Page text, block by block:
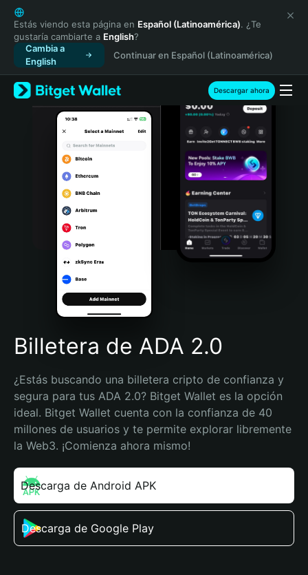
English
日本語
Tiếng Việt
Русский
Español (Latinoamérica)
Türkçe
Italiano
Português (Portugal)
Bahasa Indonesia
Português (Brasil)
Español (Argentina)
Estás viendo esta página en Español (Latinoamérica). ¿Te
gustaría cambiarte a English?
Cambia a
English
Continuar en Español (Latinoamérica)
Descargar ahora
Billetera de ADA 2.0
¿Estás buscando una billetera cripto de confianza y
segura para tus ADA 2.0? Bitget Wallet es la opción
ideal. Bitget Wallet cuenta con la confianza de 40
millones de usuarios y te permite explorar libremente
la Web3. ¡Comienza ahora mismo!
Descarga de Android APK
Descarga de Google Play